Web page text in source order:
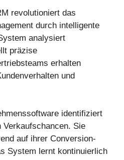
revolutioniert das
durch intelligente
analysiert
präzise
erhalten
und
identifiziert
Sie
auf ihrer Conversion-
System lernt kontinuierlich